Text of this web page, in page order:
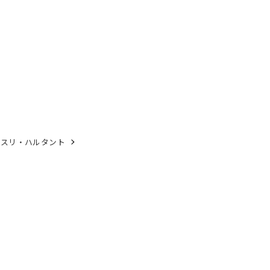
リ・ハルタント